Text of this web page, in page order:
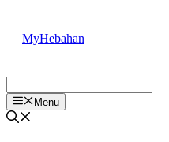
content
MyHebahan
Menu